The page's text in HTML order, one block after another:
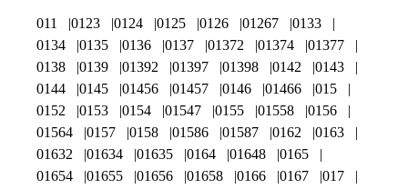
011 0123 0124 0125 0126 01267
0133
0134
0135 0136 0137 01372 01374
01377
0138
0139 01392 01397 01398 0142
0143
0144
0145 01456 01457 0146 01466
015
0152
0153 0154 01547 0155 01558
0156
01564
0157 0158 01586 01587 0162
0163
01632
01634 01635 0164 01648
0165
01654
01655 01656 01658 0166 0167
017